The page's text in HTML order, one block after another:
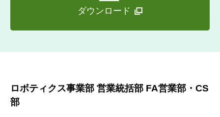
ジニアリングを行うことはできません。
お客様は、本ソフトウェア等を本契約に定
める範囲内でのみ使用することができ、本
的でも複製および第三者に対して再配布、
お客様は、本ソフトウェアに適用されるあ
らゆる国内，国外の法規（輸出管理に関す
ダウンロード
ロボティクス事業部 営業統括部 FA営業部・CS
部